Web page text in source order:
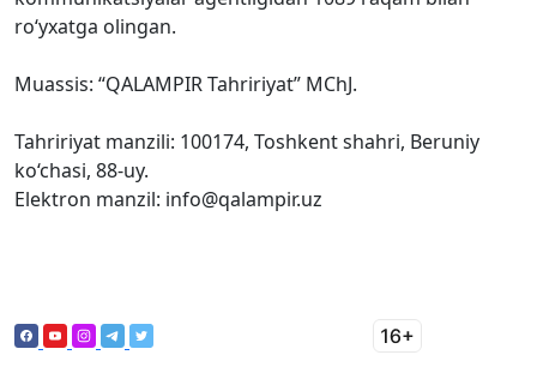
ro‘yxatga olingan.
Muassis: “QALAMPIR Tahririyat” MChJ.
Tahririyat manzili: 100174, Toshkent shahri, Beruniy
ko‘chasi, 88-uy.
Elektron manzil: info@qalampir.uz